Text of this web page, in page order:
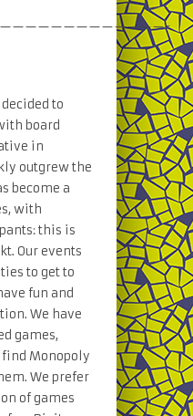
to
board
in
outgrew the
become a
with
this is
Our events
to get to
fun and
We have
games,
find Monopoly
We prefer
of games